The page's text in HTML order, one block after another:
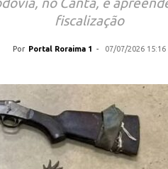
fiscalização
Por Portal Roraima 1 - 07/07/2026 15:16